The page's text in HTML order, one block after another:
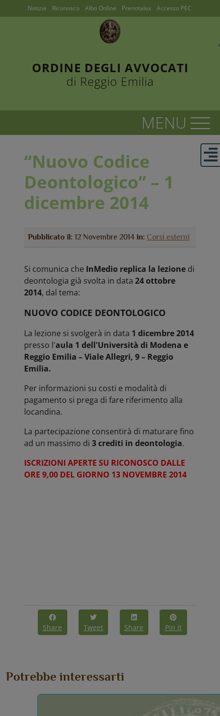
ORDINE DEGLI AVVOCATI
di Reggio Emilia
Notizie Riconosco Albo Online Prenotalex Accesso PEC
“Nuovo Codice
Deontologico” – 1
dicembre 2014
Pubblicato il: 12 Novembre 2014in: Corsi esterni
Si comunica che InMedio replica la lezione di
deontologia già svolta in data24 ottobre
2014, dal tema:
NUOVO CODICE DEONTOLOGICO
La lezione si svolgerà in data 1 dicembre 2014
presso l'aula 1 dell'Università di Modena e
Reggio Emilia – Viale Allegri, 9 – Reggio
Emilia.
Per informazioni su costi e modalità di
pagamento si prega di fare riferimento alla
locandina.
La partecipazione consentirà di maturare fino
ad un massimo di3 crediti in deontologia.
ISCRIZIONI APERTE SU RICONOSCO DALLE
ORE 9,00 DEL GIORNO 13 NOVEMBRE 2014
Share Tweet Share Pin it
Potrebbe interessarti